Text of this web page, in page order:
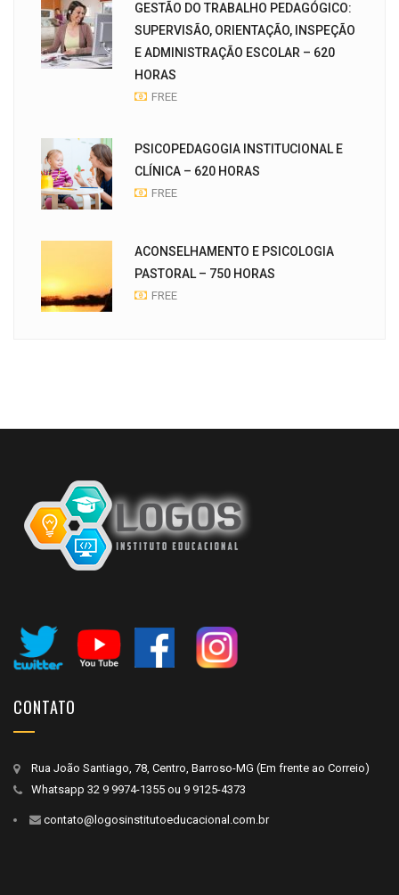
GESTÃO DO TRABALHO PEDAGÓGICO:
SUPERVISÃO, ORIENTAÇÃO, INSPEÇÃO
E ADMINISTRAÇÃO ESCOLAR – 620
HORAS
FREE
PSICOPEDAGOGIA INSTITUCIONAL E
CLÍNICA – 620 HORAS
FREE
ACONSELHAMENTO E PSICOLOGIA
PASTORAL – 750 HORAS
FREE
CONTATO
Rua João Santiago, 78, Centro, Barroso-MG (Em frente ao Correio)
Whatsapp 32 9 9974-1355 ou 9 9125-4373
contato@logosinstitutoeducacional.com.br